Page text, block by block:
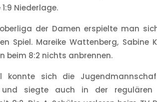
Niederlage.
der Damen erspielte man
Spiel. Mareike Wattenberg, Sabine
beim 8:2 nichts anbrennen.
konnte sich die
und siegte auch in der regulären